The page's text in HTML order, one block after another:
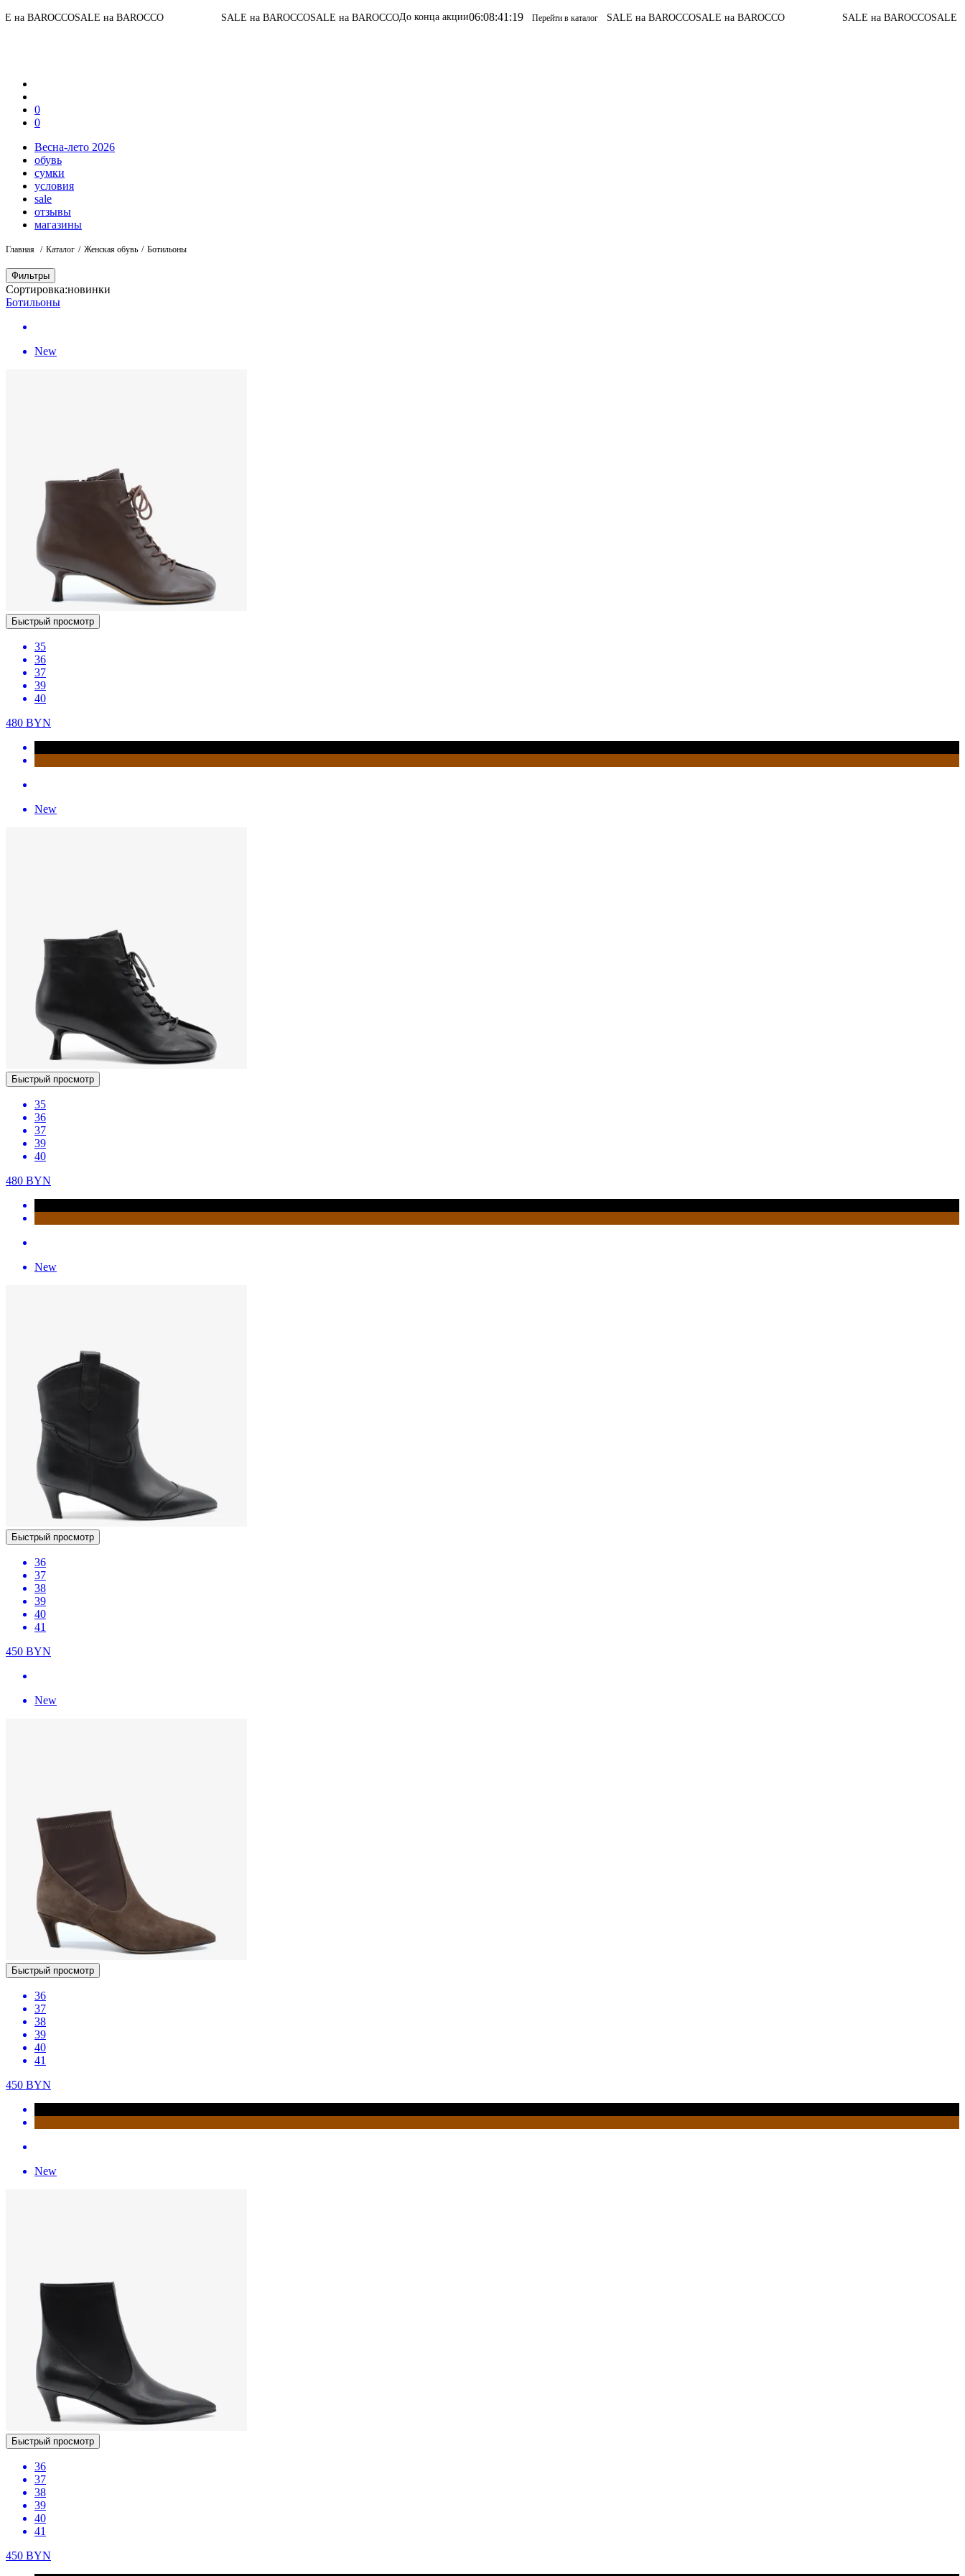
SALE на BAROCCO SALE на BAROCCOSALE на BAROCCOДо конца акции06:08:41:19 Перейти в каталог SALE на BAROCCOSALE на BAROCCO SALE на BAROCCOSALE на
0
0
Весна-лето 2026
обувь
сумки
условия
sale
отзывы
магазины
Главная Каталог Женская обувь Ботильоны
Фильтры
Сортировка:новинки
Ботильоны
New
Быстрый просмотр
35
36
37
39
40
480 BYN
New
Быстрый просмотр
35
36
37
39
40
480 BYN
New
Быстрый просмотр
36
37
38
39
40
41
450 BYN
New
Быстрый просмотр
36
37
38
39
40
41
450 BYN
New
Быстрый просмотр
36
37
38
39
40
41
450 BYN